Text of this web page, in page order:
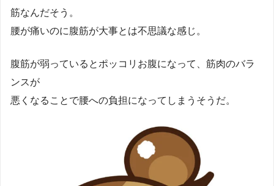
筋なんだそう。
腰が痛いのに腹筋が大事とは不思議な感じ。
腹筋が弱っているとポッコリお腹になって、筋肉のバラ
ンスが
悪くなることで腰への負担になってしまうそうだ。